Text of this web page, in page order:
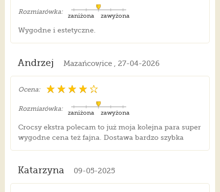
Rozmiarówka:
zawyżona
zaniżona
Wygodne i estetyczne.
Andrzej Mazańcowice , 27-04-2026
Ocena:
Rozmiarówka:
zawyżona
zaniżona
Crocsy ekstra polecam to już moja kolejna para super
wygodne cena też fajna. Dostawa bardzo szybka
Katarzyna 09-05-2025